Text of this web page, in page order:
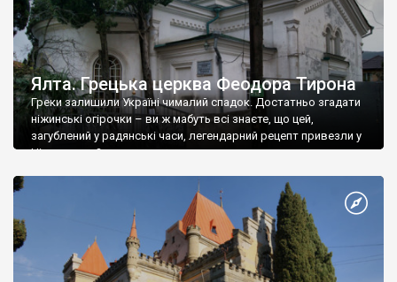
Ялта. Грецька церква Феодора Тирона
Греки залишили Україні чималий спадок. Достатньо згадати
ніжинські огірочки – ви ж мабуть всі знаєте, що цей,
загублений у радянські часи, легендарний рецепт привезли у
Ніжин греки?